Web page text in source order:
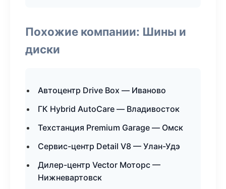
Похожие компании: Шины и
диски
Автоцентр Drive Box — Иваново
ГК Hybrid AutoCare — Владивосток
Техстанция Premium Garage — Омск
Сервис-центр Detail V8 — Улан-Удэ
Дилер-центр Vector Моторс —
Нижневартовск